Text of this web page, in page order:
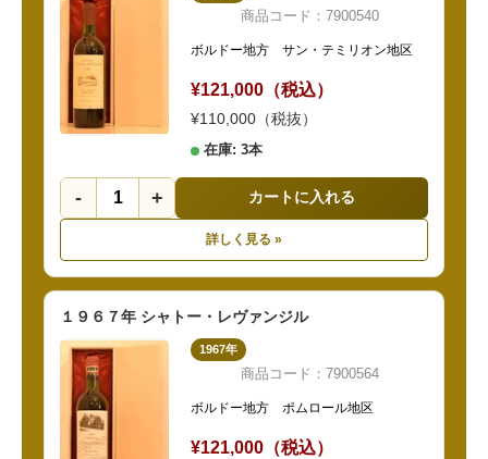
商品コード：7900540
ボルドー地方 サン・テミリオン地区
¥121,000（税込）
¥110,000（税抜）
在庫: 3本
- + カートに入れる
詳しく見る »
１９６７年 シャトー・レヴァンジル
1967年
商品コード：7900564
ボルドー地方 ポムロール地区
¥121,000（税込）